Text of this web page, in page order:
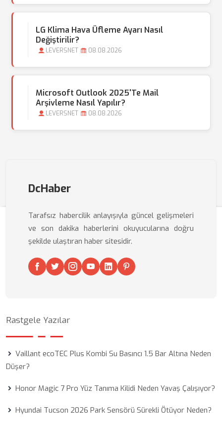
LG Klima Hava Üfleme Ayarı Nasıl
Değiştirilir?
LEVERSNET 08.08.2026
Microsoft Outlook 2025'te Mail
Arşivleme Nasıl Yapılır?
LEVERSNET 08.08.2026
DcHaber
Tarafsız habercilik anlayışıyla güncel gelişmeleri
ve son dakika haberlerini okuyucularına doğru
şekilde ulaştıran haber sitesidir.
Rastgele Yazılar
Vaillant ecoTEC Plus Kombi Su Basıncı 1.5 Bar Altına Neden
Düşer?
Honor Magic 7 Pro Yüz Tanıma Kilidi Neden Yavaş Çalışıyor?
Hyundai Tucson 2026 Park Sensörü Sürekli Ötüyor Neden?